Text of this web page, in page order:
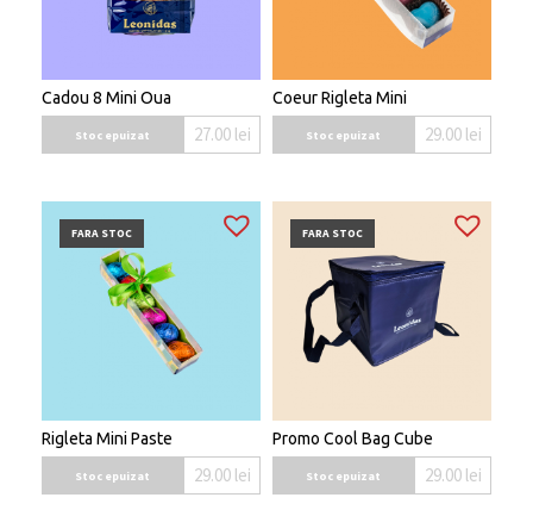
Cadou 8 Mini Oua
Stoc epuizat 27.00 lei
Coeur Rigleta Mini
Stoc epuizat 29.00 lei
FARA STOC
Rigleta Mini Paste
Stoc epuizat 29.00 lei
FARA STOC
Promo Cool Bag Cube
Stoc epuizat 29.00 lei